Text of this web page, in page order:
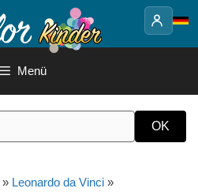
Menü
» Leonardo da Vinci »